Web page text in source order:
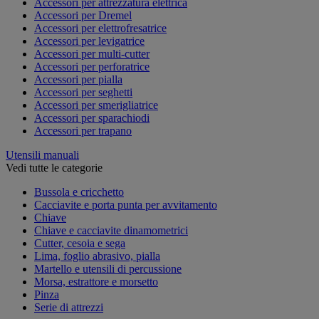
Accessori per Dremel
Accessori per elettrofresatrice
Accessori per levigatrice
Accessori per multi-cutter
Accessori per perforatrice
Accessori per pialla
Accessori per seghetti
Accessori per smerigliatrice
Accessori per sparachiodi
Accessori per trapano
Utensili manuali
Vedi tutte le categorie
Bussola e cricchetto
Cacciavite e porta punta per avvitamento
Chiave
Chiave e cacciavite dinamometrici
Cutter, cesoia e sega
Lima, foglio abrasivo, pialla
Martello e utensili di percussione
Morsa, estrattore e morsetto
Pinza
Serie di attrezzi